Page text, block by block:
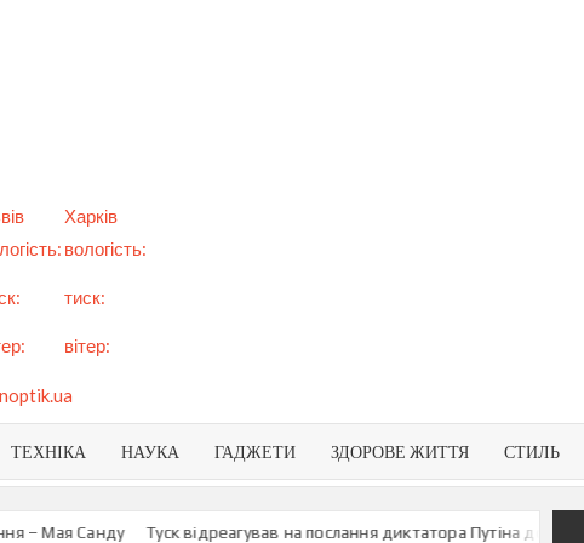
Харків
вологість:
тиск:
вітер:
ТЕХНІКА НАУКА ГАДЖЕТИ ЗДОРОВЕ ЖИТТЯ СТИЛЬ
Мая Санду Туск відреагував на послання диктатора Путіна до росіян